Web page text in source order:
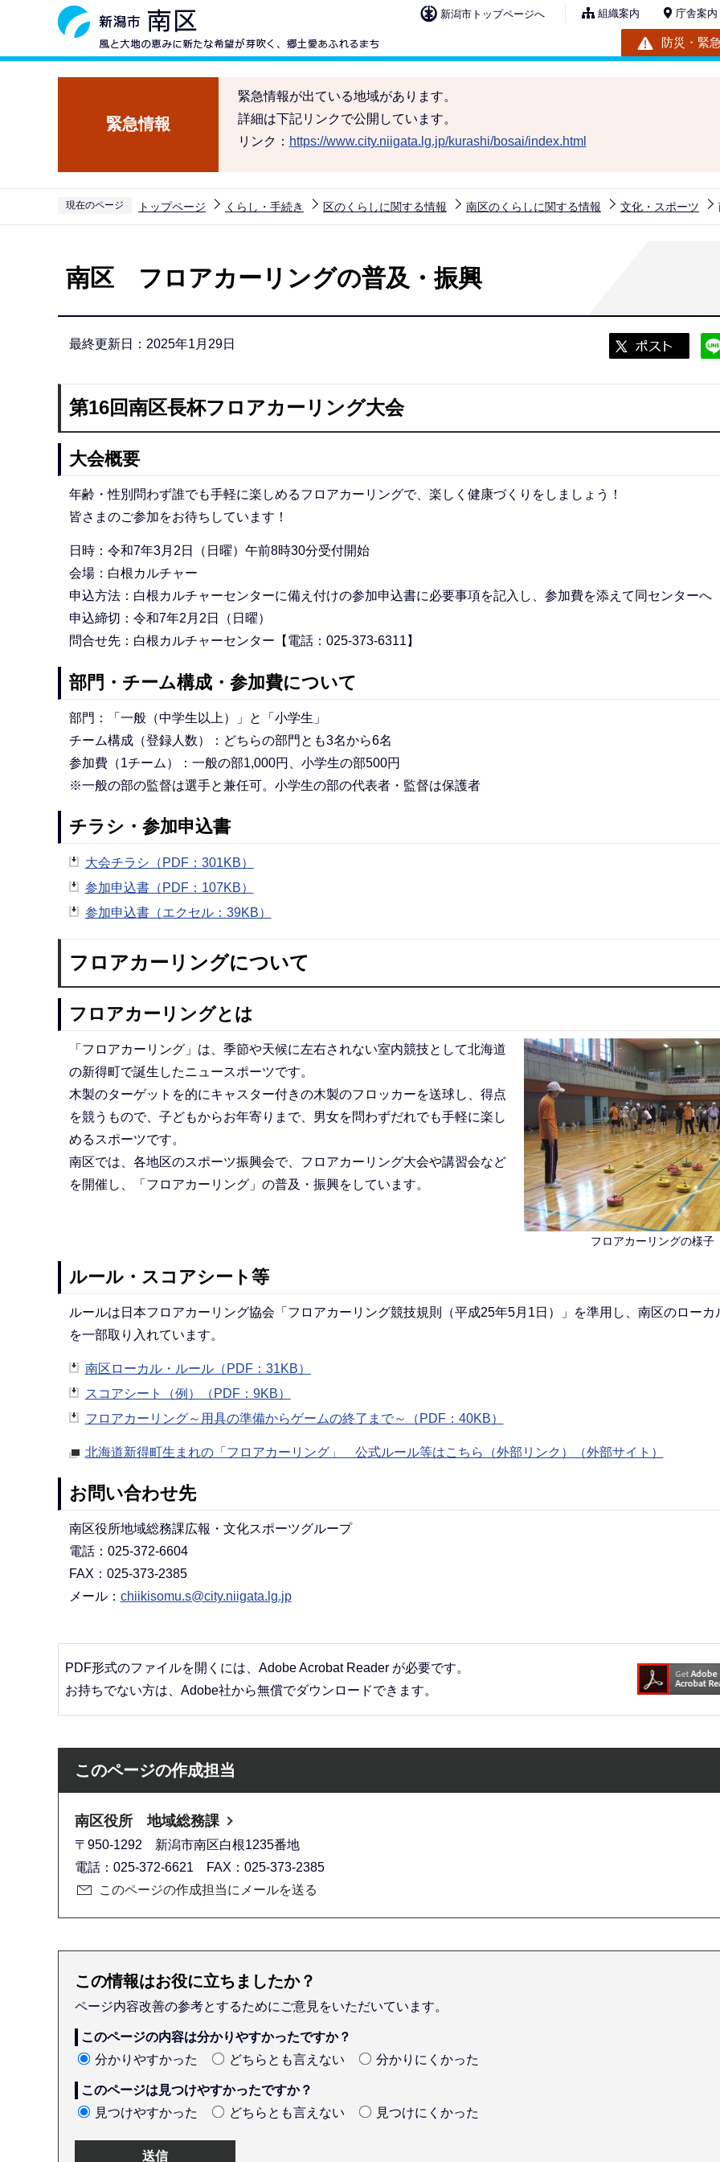
ペ
新潟市トップページへ 組織案内 庁舎案
防災・緊
緊急情報
緊急情報が出ている地域があります。
詳細は下記リンクで公開しています。
リンク： https://www.city.niigata.lg.jp/kurashi/bosai/index.html
現在のページ トップページ くらし・手続き 区のくらしに関する情報 南区のくらしに関する情報 文化・スポーツ
南区 フロアカーリングの普及・振興
最終更新日：2025年1月29日
第16回南区長杯フロアカーリング大会
大会概要
年齢・性別問わず誰でも手軽に楽しめるフロアカーリングで、楽しく健康づくりをしましょう！
皆さまのご参加をお待ちしています！
日時：令和7年3月2日（日曜）午前8時30分受付開始
会場：白根カルチャー
申込方法：白根カルチャーセンターに備え付けの参加申込書に必要事項を記入し、参加費を添えて同センターへ
申込締切：令和7年2月2日（日曜）
問合せ先：白根カルチャーセンター【電話：025-373-6311】
部門・チーム構成・参加費について
部門：「一般（中学生以上）」と「小学生」
チーム構成（登録人数）：どちらの部門とも3名から6名
参加費（1チーム）：一般の部1,000円、小学生の部500円
※一般の部の監督は選手と兼任可。小学生の部の代表者・監督は保護者
チラシ・参加申込書
大会チラシ（PDF：301KB）
参加申込書（PDF：107KB）
参加申込書（エクセル：39KB）
フロアカーリングについて
フロアカーリングとは
フロアカーリングの様子
「フロアカーリング」は、季節や天候に左右されない室内競技として北海道
の新得町で誕生したニュースポーツです。
木製のターゲットを的にキャスター付きの木製のフロッカーを送球し、得点
を競うもので、子どもからお年寄りまで、男女を問わずだれでも手軽に楽し
めるスポーツです。
南区では、各地区のスポーツ振興会で、フロアカーリング大会や講習会など
を開催し、「フロアカーリング」の普及・振興をしています。
ルール・スコアシート等
ルールは日本フロアカーリング協会「フロアカーリング競技規則（平成25年5月1日）」を準用し、南区のローカ
を一部取り入れています。
南区ローカル・ルール（PDF：31KB）
スコアシート（例）（PDF：9KB）
フロアカーリング～用具の準備からゲームの終了まで～（PDF：40KB）
北海道新得町生まれの「フロアカーリング」 公式ルール等はこちら（外部リンク）（外部サイト）
お問い合わせ先
南区役所地域総務課広報・文化スポーツグループ
電話：025-372-6604
FAX：025-373-2385
メール： chiikisomu.s@city.niigata.lg.jp
PDF形式のファイルを開くには、Adobe Acrobat Reader が必要です。
お持ちでない方は、Adobe社から無償でダウンロードできます。
このページの作成担当
南区役所 地域総務課
〒950-1292 新潟市南区白根1235番地
電話：025-372-6621 FAX：025-373-2385
このページの作成担当にメールを送る
この情報はお役に立ちましたか？
ページ内容改善の参考とするためにご意見をいただいています。
このページの内容は分かりやすかったですか？
分かりやすかった
どちらとも言えない 分かりにくかった
このページは見つけやすかったですか？
見つけやすかった
どちらとも言えない 見つけにくかった